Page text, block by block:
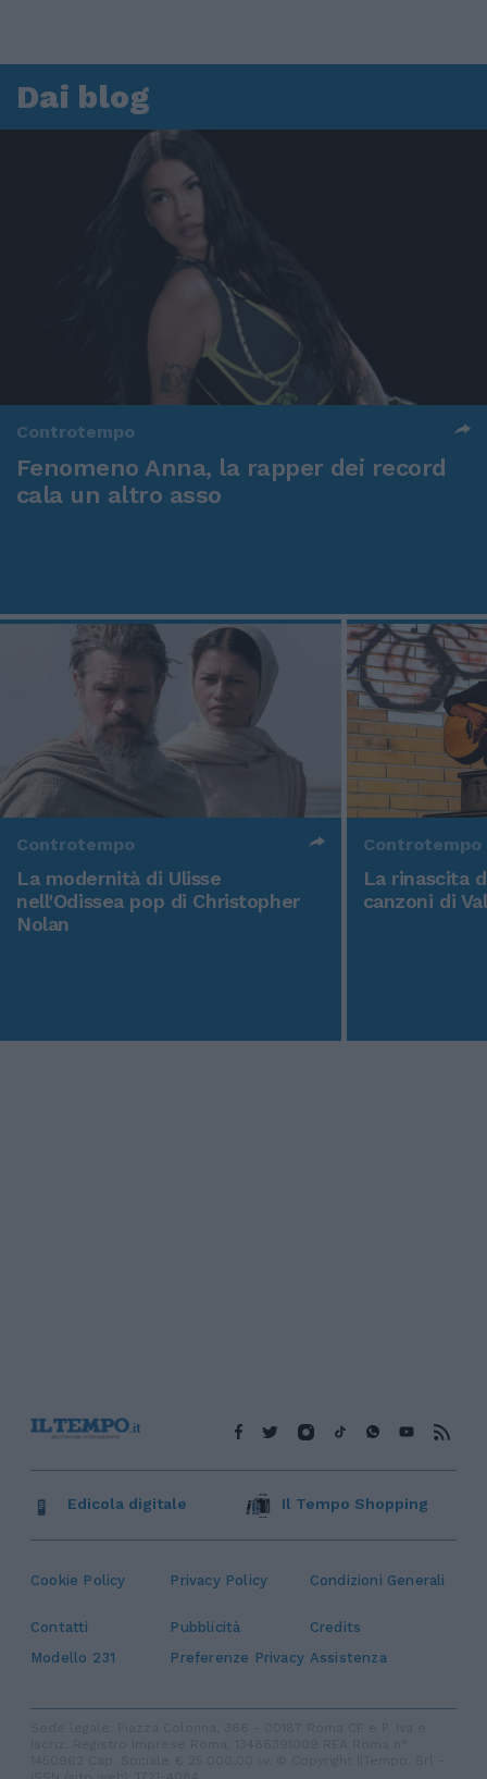
Dai blog
Controtempo
Fenomeno Anna, la rapper dei record
cala un altro asso
Controtempo
La modernità di Ulisse
nell'Odissea pop di Christopher
Nolan
Controtempo
La rinascita
canzoni di
Cookie Policy Privacy Policy Condizioni Generali
Contatti Pubblicità
Credits
Modello 231
Preferenze Privacy Assistenza
Edicola digitale Il Tempo Shopping